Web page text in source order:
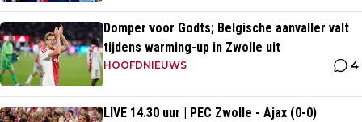
Domper voor Godts; Belgische aanvaller valt
tijdens warming-up in Zwolle uit
HOOFDNIEUWS 4
LIVE 14.30 uur | PEC Zwolle - Ajax (0-0)